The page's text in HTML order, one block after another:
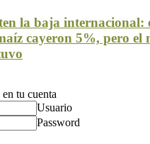
la baja internacional:
cayeron 5%, pero el
tu cuenta
Usuario
Password